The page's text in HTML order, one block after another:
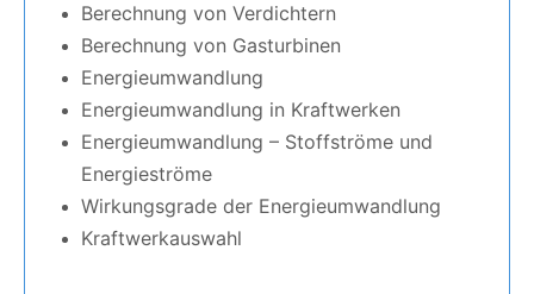
Berechnung von Verdichtern
Berechnung von Gasturbinen
Energieumwandlung
Energieumwandlung in Kraftwerken
Energieumwandlung – Stoffströme und
Energieströme
Wirkungsgrade der Energieumwandlung
Kraftwerkauswahl